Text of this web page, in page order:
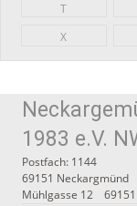
T
X
1983 e.V.
Postfach: 1144
69151 Neckargmünd
Mühlgasse 12
69151